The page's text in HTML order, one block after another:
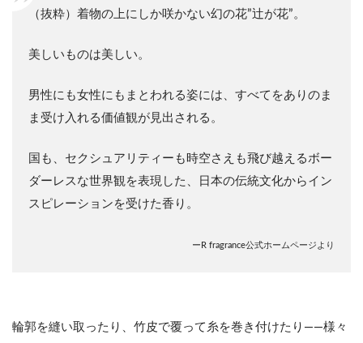
（抜粋）着物の上にしか咲かない幻の花”辻が花”。
美しいものは美しい。
男性にも女性にもまとわれる姿には、すべてをありのま
ま受け入れる価値観が見出される。
国も、セクシュアリティーも時空さえも飛び越えるボー
ダーレスな世界観を表現した、日本の伝統文化からイン
スピレーションを受けた香り。
ーR fragrance公式ホームページより
輪郭を縫い取ったり、竹皮で覆って糸を巻き付けたり――様々